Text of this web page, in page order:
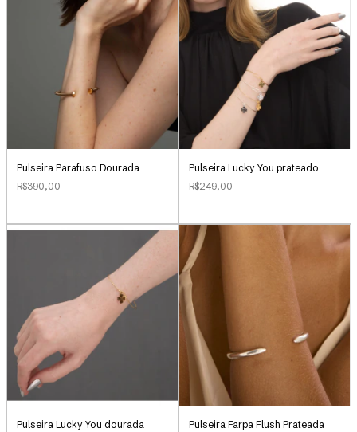
Pulseira Parafuso Dourada
R$390,00
Pulseira Lucky You prateado
R$249,00
Pulseira Lucky You dourada
Pulseira Farpa Flush Prateada